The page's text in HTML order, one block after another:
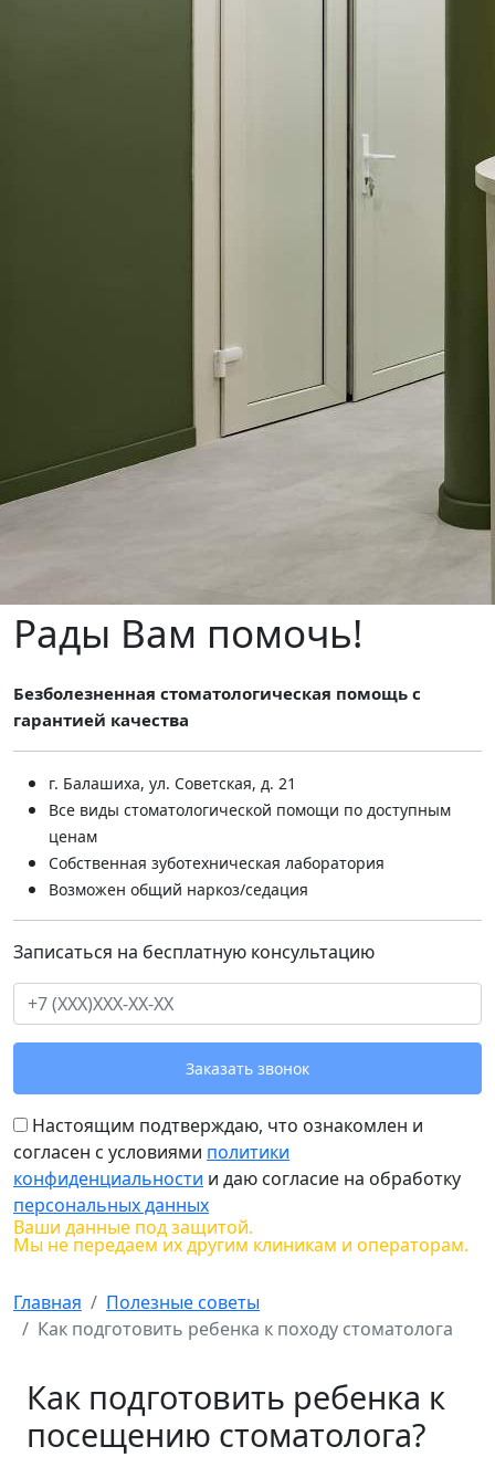
Рады Вам помочь!
Безболезненная стоматологическая помощь с
гарантией качества
г. Балашиха, ул. Советская, д. 21
Все виды стоматологической помощи по доступным
ценам
Собственная зуботехническая лаборатория
Возможен общий наркоз/седация
Записаться на бесплатную консультацию
Заказать звонок
согласен с условиями политики
конфиденциальности
и даю согласие на обработку
персональных данных
Ваши данные под защитой.
Мы не передаем их другим клиникам и операторам.
Главная
Полезные советы
Как подготовить ребенка к походу стоматолога
Как подготовить ребенка к
посещению стоматолога?